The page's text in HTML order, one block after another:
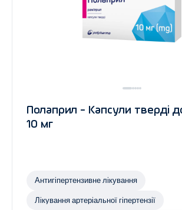
Полаприл - Капсули тверді
10 мг
Антигіпертензивне лікування
Лікування артеріальної гіпертензії